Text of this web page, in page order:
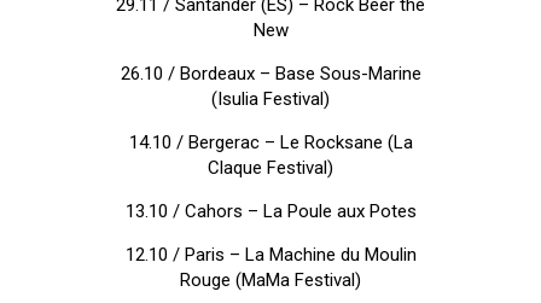
29.11 / Santander (ES) – Rock Beer the
New
26.10 / Bordeaux – Base Sous-Marine
(Isulia Festival)
14.10 / Bergerac – Le Rocksane (La
Claque Festival)
13.10 / Cahors – La Poule aux Potes
12.10 / Paris – La Machine du Moulin
Rouge (MaMa Festival)